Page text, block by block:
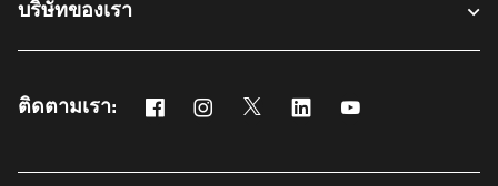
บริษัทของเรา
ติดตามเรา:
Facebook
เปิดในหน้าต่างใหม่
Instagram
เปิดในหน้าต่างใหม่
Twitter
เปิดในหน้าต่างใหม่
Linkedin
เปิดในหน้าต่างใหม่